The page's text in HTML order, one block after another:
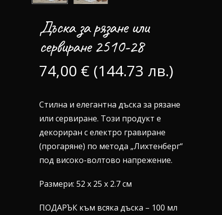
Дъска за рязане или
сервиране 2510-28
74,00 € (144.73 лв.)
Стилна и елегантна дъска за рязане
или сервиране. Този продукт е
декориран с електро гравиране
(прогаряне) по метода „Лихтенберг“
под високо-волтово напрежение.
Размери: 52 х 25 х 2.7 см
ПОДАРЪК към всяка дъска – 100 мл